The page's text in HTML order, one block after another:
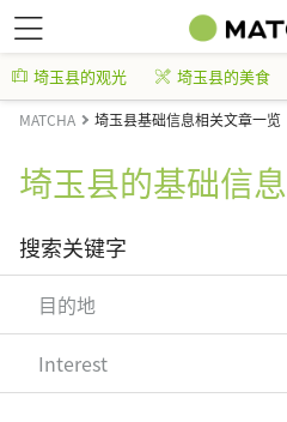
埼玉县的观光 埼玉县的美食
MATCHA 埼玉县基础信息相关文章一览
埼玉县的基础信息
搜索关键字
目的地
Interest